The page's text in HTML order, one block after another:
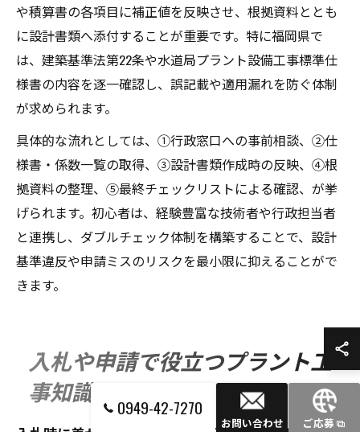
や積算書の各項目に補正値を反映させ、根拠資料ととも
に設計書類へ添付することが重要です。特に福岡県で
は、建築基準法第22条や水道局プラント設備工事標準仕
様書の内容を逐一確認し、誤記載や適用漏れを防ぐ体制
が求められます。
具体的な流れとしては、①行政窓口への事前相談、②仕
様書・係数一覧の取得、③設計書類作成時の反映、④根
拠資料の整理、⑤最終チェックリストによる確認、が挙
げられます。初心者は、経験豊富な技術者や行政担当者
と連携し、ダブルチェック体制を構築することで、設計
基準違反や申請ミスのリスクを最小限に抑えることがで
きます。
入札や申請で役立つプラント工
事知識まとめ
0949-42-7270
お問い合わせ ご応募